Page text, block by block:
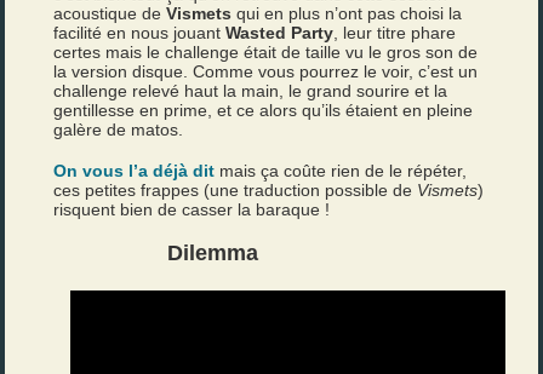
acoustique deVismets qui en plus n’ont pas choisi la
facilité en nous jouantWasted Party , leur titre phare
certes mais le challenge était de taille vu le gros son de
la version disque. Comme vous pourrez le voir, c’est un
challenge relevé haut la main, le grand sourire et la
gentillesse en prime, et ce alors qu’ils étaient en pleine
galère de matos.
On vous l’a déjà dit mais ça coûte rien de le répéter,
ces petites frappes (une traduction possible de Vismets)
risquent bien de casser la baraque !
Dilemma